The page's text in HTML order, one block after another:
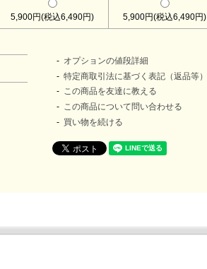
5,900円(税込6,490円) 5,900円(税込6,490円)
オプションの値段詳細
特定商取引法に基づく表記（返品等）
この商品を友達に教える
この商品について問い合わせる
買い物を続ける